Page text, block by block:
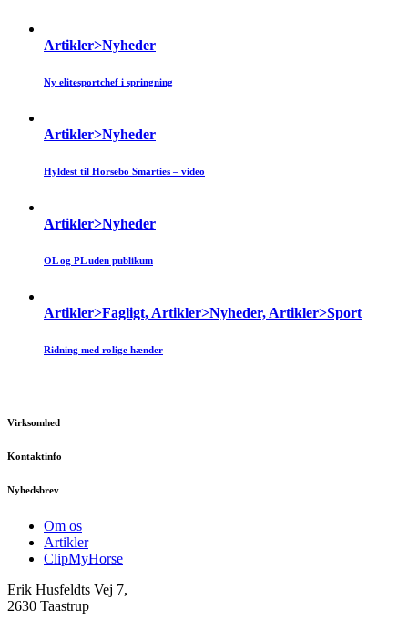
Artikler>Nyheder
Ny elitesportchef i springning
Artikler>Nyheder
Hyldest til Horsebo Smarties – video
Artikler>Nyheder
OL og PL uden publikum
Artikler>Fagligt, Artikler>Nyheder, Artikler>Sport
Ridning med rolige hænder
Virksomhed
Kontaktinfo
Nyhedsbrev
Om os
Artikler
ClipMyHorse
Erik Husfeldts Vej 7,
2630 Taastrup